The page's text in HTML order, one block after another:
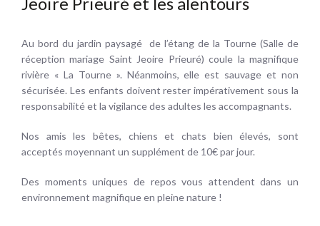
Au bord du jardin paysagé de l’étang de la Tourne (Salle de
réception mariage Saint Jeoire Prieuré) coule la magnifique
rivière « La Tourne ». Néanmoins, elle est sauvage et non
sécurisée. Les enfants doivent rester impérativement sous la
responsabilité et la vigilance des adultes les accompagnants.
Nos amis les bêtes, chiens et chats bien élevés, sont
acceptés moyennant un supplément de 10€ par jour.
Des moments uniques de repos vous attendent dans un
environnement magnifique en pleine nature !